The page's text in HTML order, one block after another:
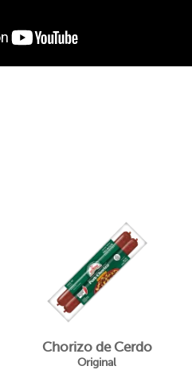
Chorizo ​​de Cerdo
Original